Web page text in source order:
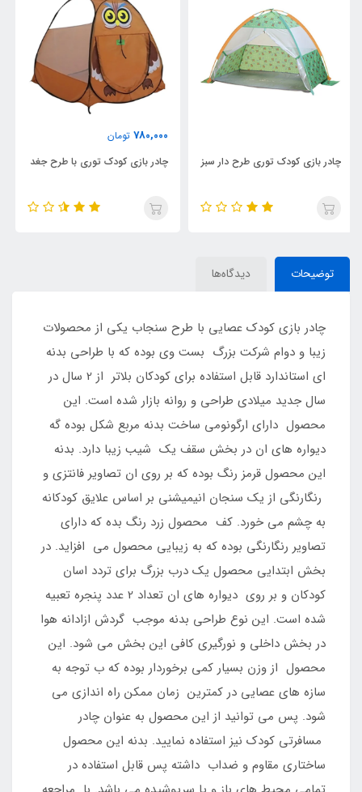
چادر بازی کودک توری با طرح جغد
1,700,000
چادر بازی کودک با طرح خانه
توضیحات دیدگاه‌ها
چادر بازی کودک عصایی با طرح سنجاب یکی از محصولات
زیبا و دوام شرکت بزرگ بست وی بوده که با طراحی بدنه
ای استاندارد قابل استفاده برای کودکان بلاتر از 2 سال در
سال جدید میلادی طراحی و روانه بازار شده است. این
محصول دارای ارگونومی ساخت بدنه مربع شکل بوده گه
دیواره های ان در بخش سقف یک شیب زیبا دارد. بدنه
این محصول قرمز رنگ بوده که بر روی ان تصاویر فانتزی و
رنگارنگی از یک سنجان انیمیشنی بر اساس علایق کودکانه
به چشم می خورد. کف محصول زرد رنگ بده که دارای
تصاویر رنگارنگی بوده که به زیبایی محصول می افزاید. در
بخش ابتدایی محصول یک درب بزرگ برای تردد اسان
کودکان و بر روی دیواره های ان تعداد 2 عدد پنجره تعبیه
شده است. این نوع طراحی بدنه موجب گردش ازادانه هوا
در بخش داخلی و نورگیری کافی این بخش می شود. این
محصول از وزن بسیار کمی برخوردار بوده که ب توجه به
سازه های عصایی در کمترین زمان ممکن راه اندازی می
شود. پس می توانید از این محصول به عنوان چادر
مسافرتی کودک نیز استفاده نمایید. بدنه این محصول
ساختاری مقاوم و ضداب داشته پس قابل استفاده در